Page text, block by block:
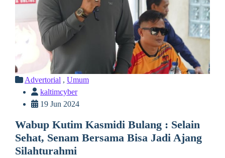
Advertorial , Umum
kaltimcyber
19 Jun 2024
Wabup Kutim Kasmidi Bulang : Selain
Sehat, Senam Bersama Bisa Jadi Ajang
Silahturahmi